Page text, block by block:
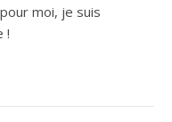
moi, je suis
!